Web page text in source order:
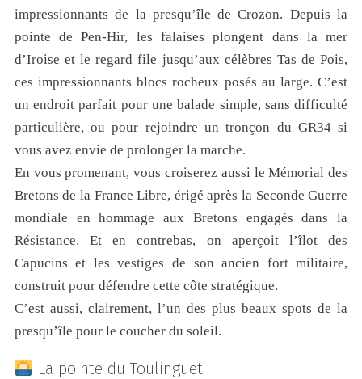
impressionnants de la presqu’île de Crozon. Depuis la
pointe de Pen-Hir, les falaises plongent dans la mer
d’Iroise et le regard file jusqu’aux célèbres Tas de Pois,
ces impressionnants blocs rocheux posés au large. C’est
un endroit parfait pour une balade simple, sans difficulté
particulière, ou pour rejoindre un tronçon du GR34 si
vous avez envie de prolonger la marche.
En vous promenant, vous croiserez aussi le Mémorial des
Bretons de la France Libre, érigé après la Seconde Guerre
mondiale en hommage aux Bretons engagés dans la
Résistance. Et en contrebas, on aperçoit l’îlot des
Capucins et les vestiges de son ancien fort militaire,
construit pour défendre cette côte stratégique.
C’est aussi, clairement, l’un des plus beaux spots de la
presqu’île pour le coucher du soleil.
La pointe du Toulinguet